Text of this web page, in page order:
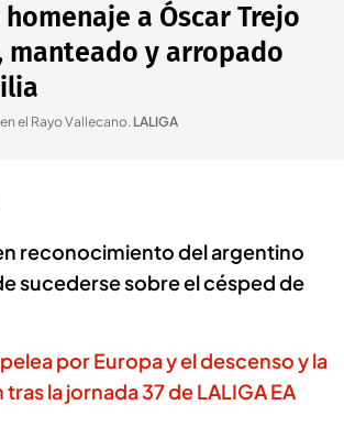
a Óscar Trejo
manteado y arropado
el Rayo Vallecano. LALIGA
reconocimiento del argentino
sucederse sobre el césped de
por Europa y el descenso y la
la jornada 37 de LALIGA EA